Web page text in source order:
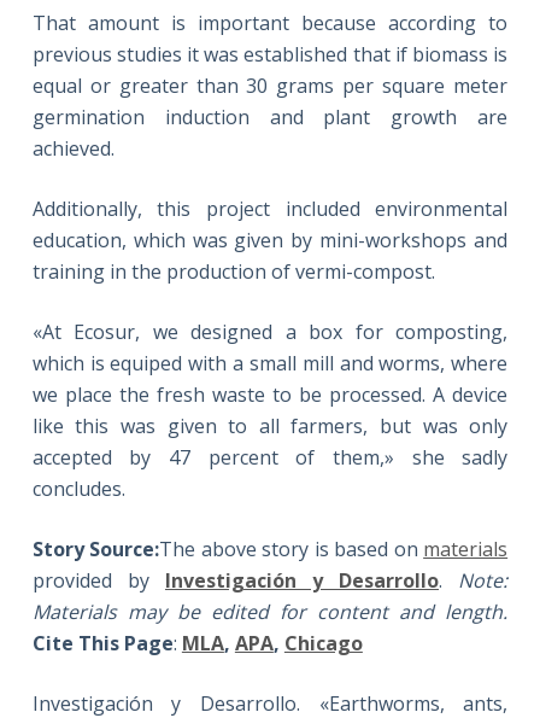
That amount is important because according to
previous studies it was established that if biomass is
equal or greater than 30 grams per square meter
germination induction and plant growth are
achieved.
Additionally, this project included environmental
education, which was given by mini-workshops and
training in the production of vermi-compost.
«At Ecosur, we designed a box for composting,
which is equiped with a small mill and worms, where
we place the fresh waste to be processed. A device
like this was given to all farmers, but was only
accepted by 47 percent of them,» she sadly
concludes.
Story Source:The above story is based on materials
provided by Investigación y Desarrollo. Note:
Materials may be edited for content and length.
Cite This Page: MLA, APA, Chicago
Investigación y Desarrollo. «Earthworms, ants,